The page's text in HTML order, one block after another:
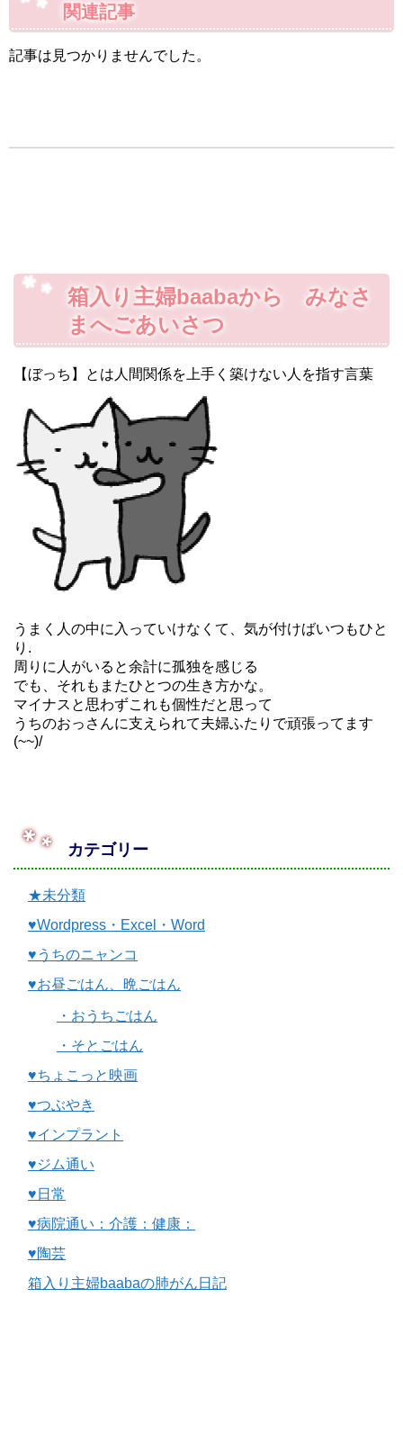
関連記事
記事は見つかりませんでした。
箱入り主婦baabaから みなさ
まへごあいさつ
【ぼっち】とは人間関係を上手く築けない人を指す言葉
うまく人の中に入っていけなくて、気が付けばいつもひと
り.
周りに人がいると余計に孤独を感じる
でも、それもまたひとつの生き方かな。
マイナスと思わずこれも個性だと思って
うちのおっさんに支えられて夫婦ふたりで頑張ってます
(~~)/
カテゴリー
★未分類
♥Wordpress・Excel・Word
♥うちのニャンコ
♥お昼ごはん、晩ごはん
・おうちごはん
・そとごはん
♥ちょこっと映画
♥つぶやき
♥インプラント
♥ジム通い
♥日常
♥病院通い：介護：健康：
♥陶芸
箱入り主婦baabaの肺がん日記